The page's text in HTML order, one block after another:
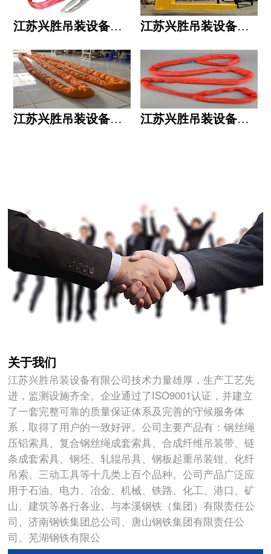
江苏兴胜吊装设备有限公司的用人标准 江苏兴胜吊装设备有限公司的六大统一
江苏兴胜吊装设备有限公司五大透明 江苏兴胜吊装设备有限公司运作模式
关于我们
江苏兴胜吊装设备有限公司技术力量雄厚，生产工艺先
进，监测设施齐全。企业通过了ISO9001认证，并建立
了一套完整可靠的质量保证体系及完善的守候服务体
系，取得了用户的一致好评。公司主要产品有：钢丝绳
压铝索具、复合钢丝绳成套索具、合成纤维吊装带、链
条成套索具、钢坯、轧辊吊具、钢板起重吊装钳、化纤
吊索、三动工具等十几类上百个品种。公司产品广泛应
用于石油、电力、冶金、机械、铁路、化工、港口、矿
山、建筑等各行各业。与本溪钢铁（集团）有限责任公
司、济南钢铁集团总公司、唐山钢铁集团有限责任公
司、芜湖钢铁有限公